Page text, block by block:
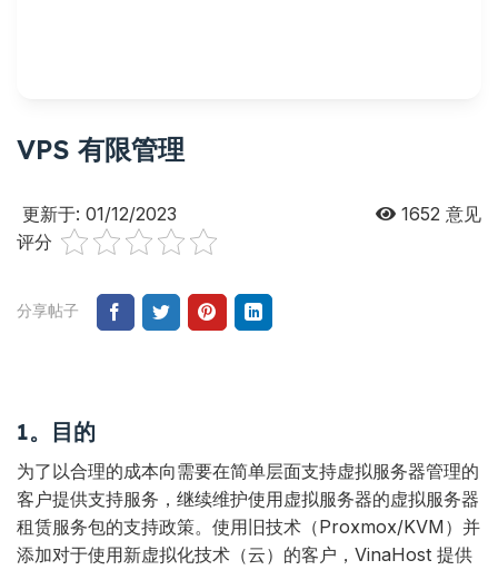
VPS 有限管理
更新于: 01/12/2023 1652 意见
评分
分享帖子
1。目的
为了以合理的成本向需要在简单层面支持虚拟服务器管理的
客户提供支持服务，继续维护使用虚拟服务器的虚拟服务器
租赁服务包的支持政策。使用旧技术（Proxmox/KVM）并
添加对于使用新虚拟化技术（云）的客户，VinaHost 提供